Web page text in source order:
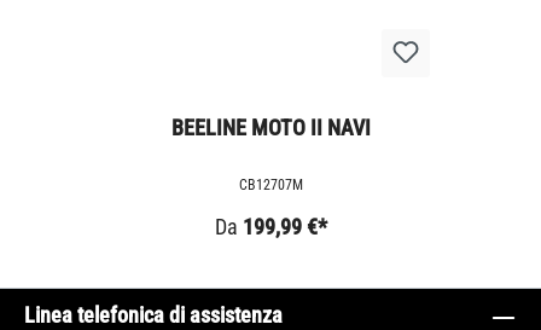
BEELINE MOTO II NAVI
CB12707M
Da 199,99 €*
Linea telefonica di assistenza